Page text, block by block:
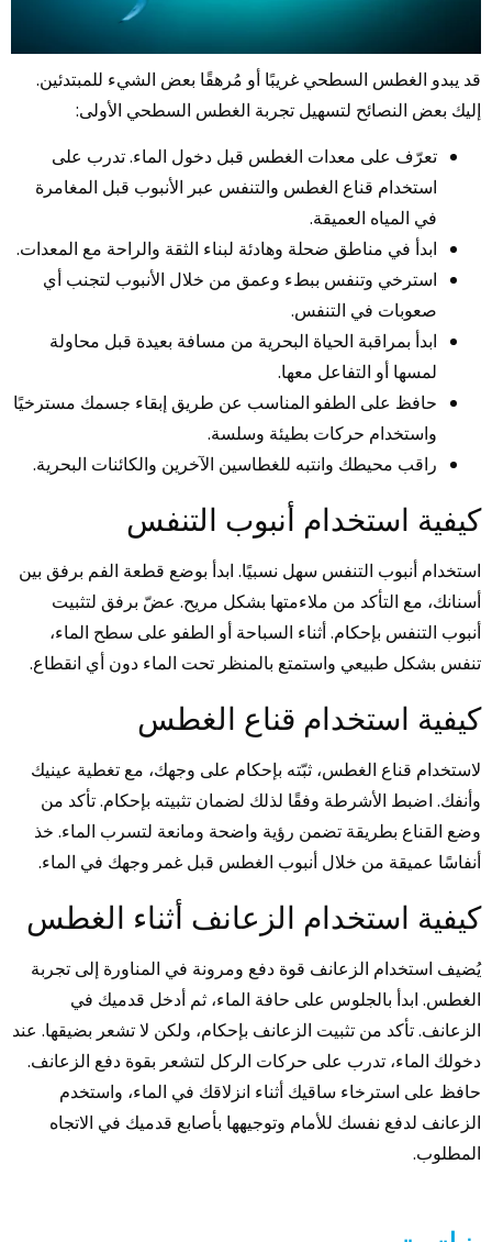
قد يبدو الغطس السطحي غريبًا أو مُرهقًا بعض الشيء للمبتدئين.
إليك بعض النصائح لتسهيل تجربة الغطس السطحي الأولى:
تعرّف على معدات الغطس قبل دخول الماء. تدرب على
استخدام قناع الغطس والتنفس عبر الأنبوب قبل المغامرة
في المياه العميقة.
ابدأ في مناطق ضحلة وهادئة لبناء الثقة والراحة مع المعدات.
استرخي وتنفس ببطء وعمق من خلال الأنبوب لتجنب أي
صعوبات في التنفس.
ابدأ بمراقبة الحياة البحرية من مسافة بعيدة قبل محاولة
لمسها أو التفاعل معها.
حافظ على الطفو المناسب عن طريق إبقاء جسمك مسترخيًا
واستخدام حركات بطيئة وسلسة.
راقب محيطك وانتبه للغطاسين الآخرين والكائنات البحرية.
كيفية استخدام أنبوب التنفس
استخدام أنبوب التنفس سهل نسبيًا. ابدأ بوضع قطعة الفم برفق بين
أسنانك، مع التأكد من ملاءمتها بشكل مريح. عضّ برفق لتثبيت
أنبوب التنفس بإحكام. أثناء السباحة أو الطفو على سطح الماء،
تنفس بشكل طبيعي واستمتع بالمنظر تحت الماء دون أي انقطاع.
كيفية استخدام قناع الغطس
لاستخدام قناع الغطس، ثبّته بإحكام على وجهك، مع تغطية عينيك
وأنفك. اضبط الأشرطة وفقًا لذلك لضمان تثبيته بإحكام. تأكد من
وضع القناع بطريقة تضمن رؤية واضحة ومانعة لتسرب الماء. خذ
أنفاسًا عميقة من خلال أنبوب الغطس قبل غمر وجهك في الماء.
كيفية استخدام الزعانف أثناء الغطس
يُضيف استخدام الزعانف قوة دفع ومرونة في المناورة إلى تجربة
الغطس. ابدأ بالجلوس على حافة الماء، ثم أدخل قدميك في
الزعانف. تأكد من تثبيت الزعانف بإحكام، ولكن لا تشعر بضيقها. عند
دخولك الماء، تدرب على حركات الركل لتشعر بقوة دفع الزعانف.
حافظ على استرخاء ساقيك أثناء انزلاقك في الماء، واستخدم
الزعانف لدفع نفسك للأمام وتوجيهها بأصابع قدميك في الاتجاه
المطلوب.